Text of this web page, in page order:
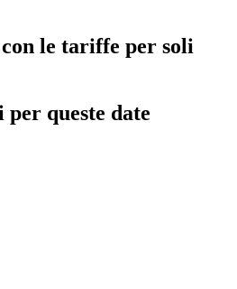
le tariffe per soli
queste date